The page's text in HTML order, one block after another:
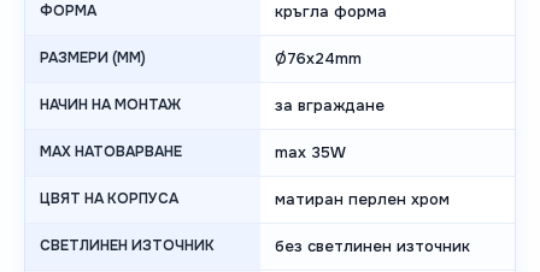
ФОРМА кръгла форма
РАЗМЕРИ (MM) Ø76x24mm
НАЧИН НА МОНТАЖ за вграждане
MAX НАТОВАРВАНЕ max 35W
ЦВЯТ НА КОРПУСА матиран перлен хром
СВЕТЛИНЕН ИЗТОЧНИК без светлинен източник